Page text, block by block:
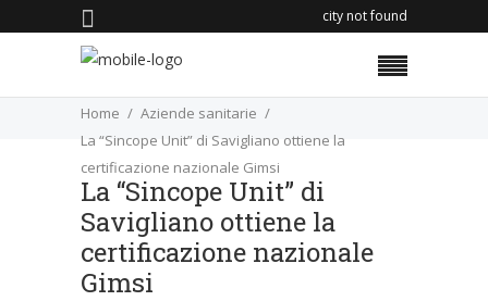
city not found
Home
Aziende sanitarie
La “Sincope Unit” di Savigliano ottiene la
certificazione nazionale Gimsi
La “Sincope Unit” di
Savigliano ottiene la
certificazione nazionale
Gimsi